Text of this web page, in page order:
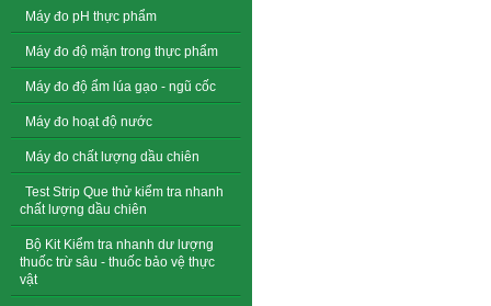
Máy đo pH thực phẩm
Máy đo độ mặn trong thực phẩm
Máy đo độ ẩm lúa gạo - ngũ cốc
Máy đo hoạt độ nước
Máy đo chất lượng dầu chiên
Test Strip Que thử kiểm tra nhanh
chất lượng dầu chiên
Bộ Kit Kiểm tra nhanh dư lượng
thuốc trừ sâu - thuốc bảo vệ thực
vật